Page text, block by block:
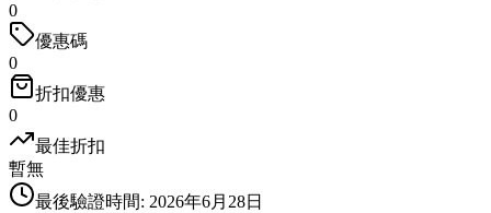
0
優惠碼
0
折扣優惠
0
最佳折扣
暫無
最後驗證時間: 2026年6月28日